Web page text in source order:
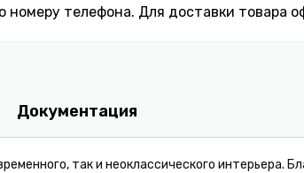
телефона. Для доставки товара
Документация
так и неоклассического интерьера.